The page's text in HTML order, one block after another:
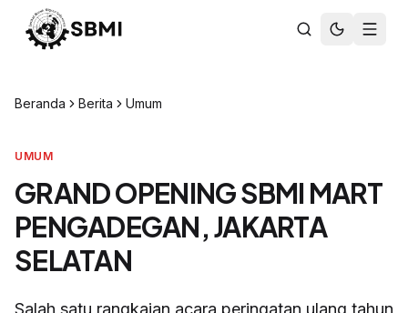
Beranda Berita Umum
UMUM
GRAND OPENING SBMI MART
PENGADEGAN, JAKARTA
SELATAN
Salah satu rangkaian acara peringatan ulang tahun